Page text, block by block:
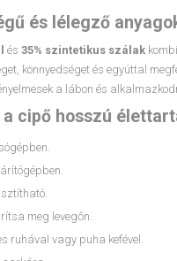
és lélegző
és 35% szintetikus szálak
könnyedséget és egyúttal
a lábon és
a cipő hosszú
meg levegőn.
ruhával vagy puha kefével.